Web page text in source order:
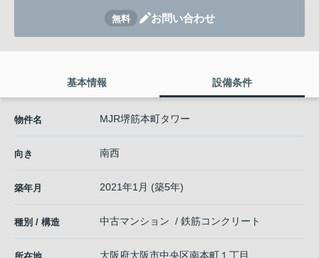
無料 お問い合わせ
基本情報 設備条件
物件名 MJR堺筋本町タワー
向き 南西
築年月 2021年1月 (築5年)
種別 / 構造 中古マンション / 鉄筋コンクリート
大阪府大阪市中央区南本町 １丁目